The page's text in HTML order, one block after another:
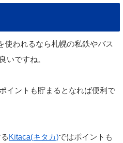
使われるなら札幌の私鉄やバス
いですね。
イントも貯まるとなれば便利で
Kitaca(キタカ)ではポイントも